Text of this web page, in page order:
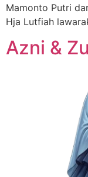
Mamonto Putri
Hja Lutfiah
Azni &